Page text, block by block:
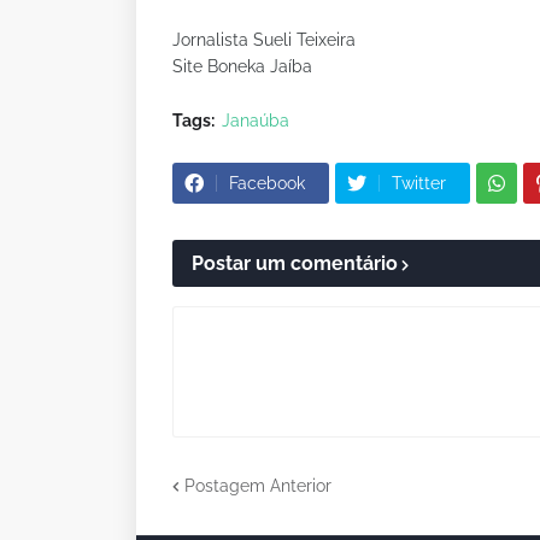
Jornalista Sueli Teixeira
Site Boneka Jaíba
Tags: Janaúba
Facebook Twitter
Postar um comentário
Postagem Anterior